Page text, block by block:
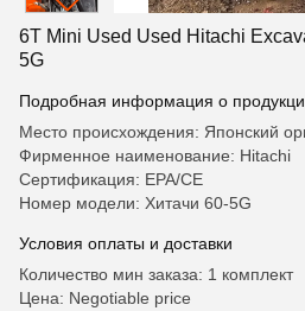
6T Mini Used Used Hitachi
5G
Подробная информация о
Место происхождения: Японский
Фирменное наименование: Hitachi
Сертификация: EPA/CE
Номер модели: Хитачи 60-5G
Условия оплаты и доставки
Количество мин заказа: 1 комплект
Цена: Negotiable price